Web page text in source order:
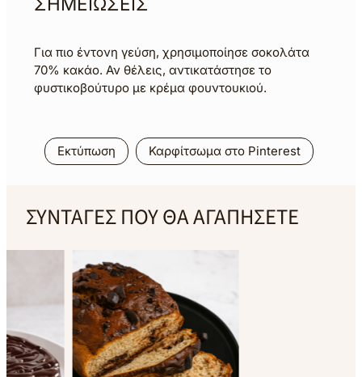
Για πιο έντονη γεύση, χρησιμοποίησε σοκολάτα
70% κακάο. Αν θέλεις, αντικατάστησε το
φυστικοβούτυρο με κρέμα φουντουκιού.
Εκτύπωση Καρφίτσωμα στο Pinterest
ΣΥΝΤΑΓΕΣ ΠΟΥ ΘΑ ΑΓΑΠΗΣΕΤΕ